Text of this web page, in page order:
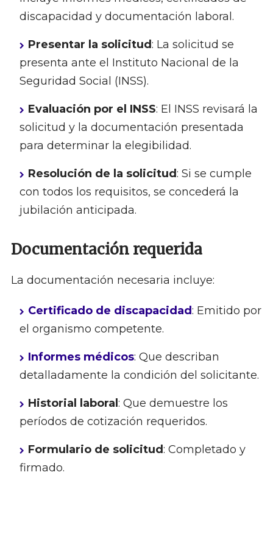
discapacidad y documentación laboral.
Presentar la solicitud: La solicitud se
presenta ante el Instituto Nacional de la
Seguridad Social (INSS).
Evaluación por el INSS: El INSS revisará la
solicitud y la documentación presentada
para determinar la elegibilidad.
Resolución de la solicitud: Si se cumple
con todos los requisitos, se concederá la
jubilación anticipada.
Documentación requerida
La documentación necesaria incluye:
Certificado de discapacidad: Emitido por
el organismo competente.
Informes médicos: Que describan
detalladamente la condición del solicitante.
Historial laboral : Que demuestre los
períodos de cotización requeridos.
Formulario de solicitud: Completado y
firmado.